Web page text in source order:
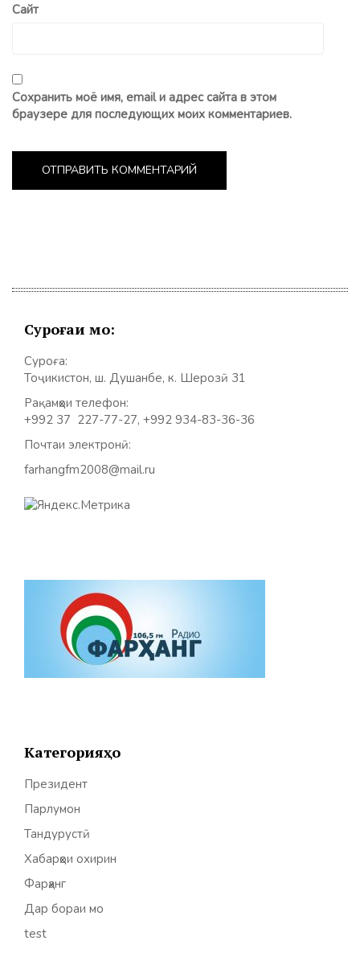
Сайт
Сохранить моё имя, email и адрес сайта в этом
браузере для последующих моих комментариев.
Суроғаи мо:
Суроға:
Тоҷикистон, ш. Душанбе, к. Шерозӣ 31
Рақамҳои телефон:
+992 37 227-77-27, +992 934-83-36-36
Почтаи электронӣ:
farhangfm2008@mail.ru
Категорияҳо
Президент
Парлумон
Тандурустӣ
Хабарҳои охирин
Фарҳанг
Дар бораи мо
test